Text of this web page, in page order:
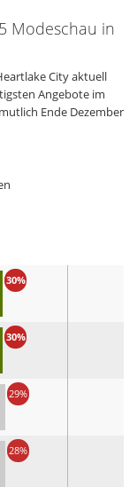
Modeschau in
City aktuell
Angebote im
Ende Dezember
30%
30%
29%
28%